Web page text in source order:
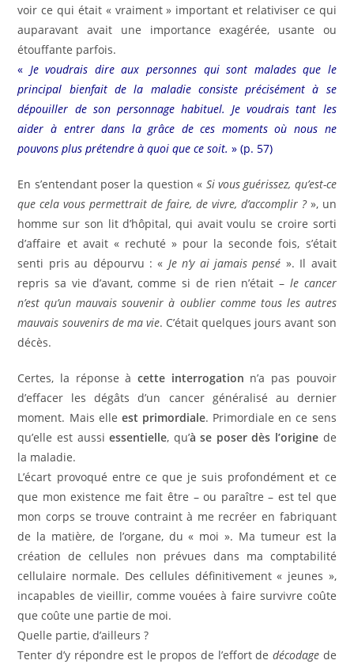
voir ce qui était « vraiment » important et relativiser ce qui
auparavant avait une importance exagérée, usante ou
étouffante parfois.
« Je voudrais dire aux personnes qui sont malades que le
principal bienfait de la maladie consiste précisément à se
dépouiller de son personnage habituel. Je voudrais tant les
aider à entrer dans la grâce de ces moments où nous ne
pouvons plus prétendre à quoi que ce soit.» (p. 57)
En s’entendant poser la question « Si vous guérissez, qu’est-ce
que cela vous permettrait de faire, de vivre, d’accomplir ?», un
homme sur son lit d’hôpital, qui avait voulu se croire sorti
d’affaire et avait « rechuté » pour la seconde fois, s’était
senti pris au dépourvu : « Je n’y ai jamais pensé ». Il avait
repris sa vie d’avant, comme si de rien n’était – le cancer
n’est qu’un mauvais souvenir à oublier comme tous les autres
mauvais souvenirs de ma vie. C’était quelques jours avant son
décès.
Certes, la réponse à cette interrogation n’a pas pouvoir
d’effacer les dégâts d’un cancer généralisé au dernier
moment. Mais elle est primordiale. Primordiale en ce sens
qu’elle est aussiessentielle, qu’à se poser dès l’origine de
la maladie.
L’écart provoqué entre ce que je suis profondément et ce
que mon existence me fait être – ou paraître – est tel que
mon corps se trouve contraint à me recréer en fabriquant
de la matière, de l’organe, du « moi ». Ma tumeur est la
création de cellules non prévues dans ma comptabilité
cellulaire normale. Des cellules définitivement « jeunes »,
incapables de vieillir, comme vouées à faire survivre coûte
que coûte une partie de moi.
Quelle partie, d’ailleurs ?
Tenter d’y répondre est le propos de l’effort de décodagede